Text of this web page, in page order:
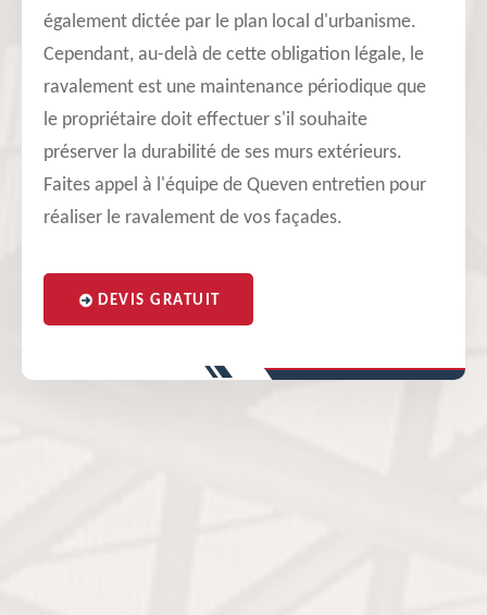
également dictée par le plan local d'urbanisme.
Cependant, au-delà de cette obligation légale, le
ravalement est une maintenance périodique que
le propriétaire doit effectuer s'il souhaite
préserver la durabilité de ses murs extérieurs.
Faites appel à l'équipe de Queven entretien pour
réaliser le ravalement de vos façades.
DEVIS GRATUIT